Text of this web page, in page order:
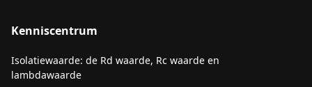
Kenniscentrum
Isolatiewaarde: de Rd waarde, Rc waarde en
lambdawaarde